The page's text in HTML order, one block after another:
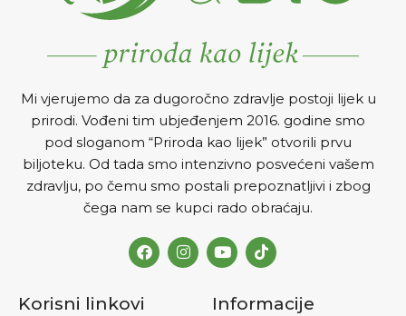
Mi vjerujemo da za dugoročno zdravlje postoji lijek u
prirodi. Vođeni tim ubjeđenjem 2016. godine smo
pod sloganom “Priroda kao lijek” otvorili prvu
biljoteku. Od tada smo intenzivno posvećeni vašem
zdravlju, po čemu smo postali prepoznatljivi i zbog
čega nam se kupci rado obraćaju.
Korisni linkovi Informacije